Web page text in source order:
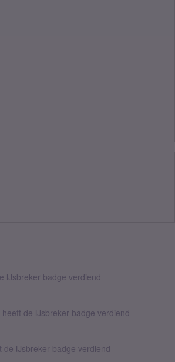
IJsbreker badge verdiend
heeft de IJsbreker badge verdiend
de IJsbreker badge verdiend